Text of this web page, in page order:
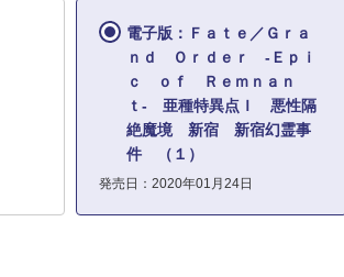
電子版：Ｆａｔｅ／Ｇｒａ
ｎｄ Ｏｒｄｅｒ ‐Ｅｐｉ
ｃ ｏｆ Ｒｅｍｎａｎ
ｔ‐ 亜種特異点Ｉ 悪性隔
絶魔境 新宿 新宿幻霊事
件 （１）
発売日：2020年01月24日